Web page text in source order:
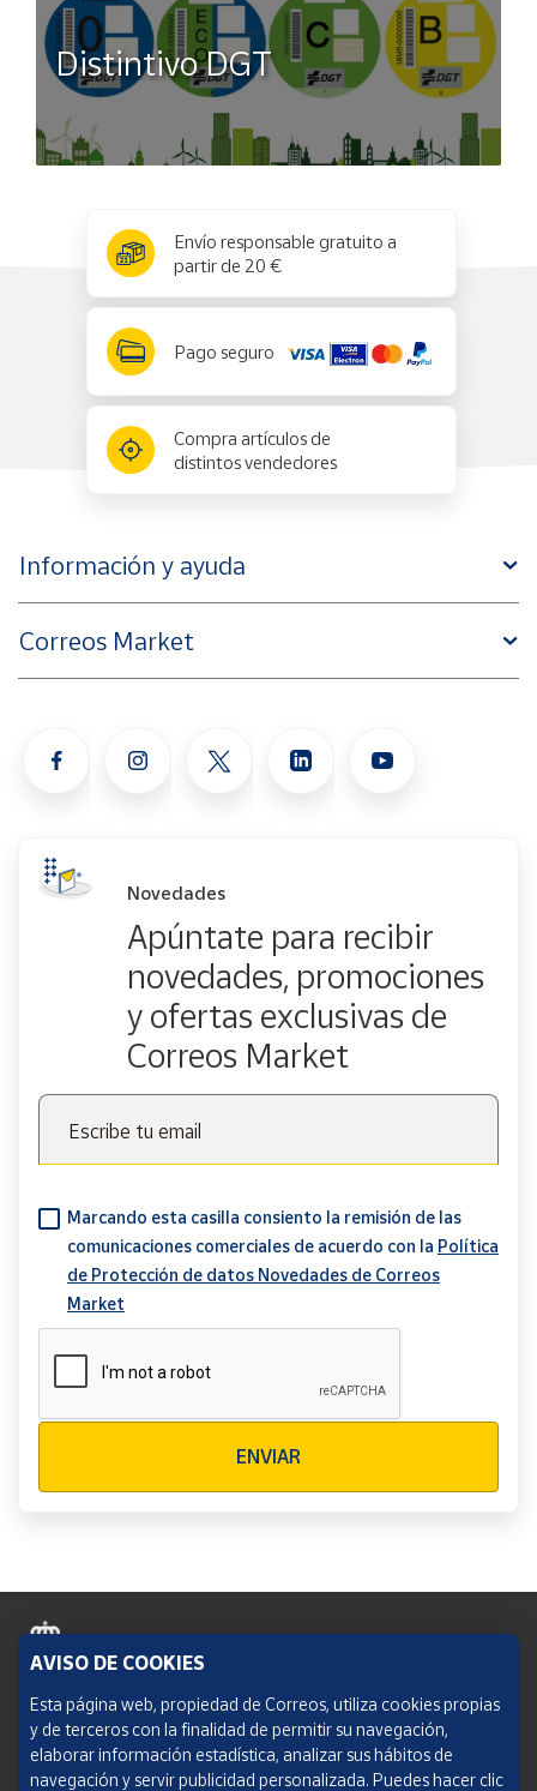
Distintivo DGT
Envío responsable gratuito a
partir de 20 €
Pago seguro
Compra artículos de
distintos vendedores
Información y ayuda
Correos Market
Novedades
Apúntate para recibir
novedades, promociones
y ofertas exclusivas de
Correos Market
Escribe tu email
Marcando esta casilla consiento la remisión de las
comunicaciones comerciales de acuerdo con la Política
de Protección de datos Novedades de Correos
Market
ENVIAR
Política de cookies
Aviso legal
AVISO DE COOKIES
Esta página web, propiedad de Correos, utiliza cookies propias
y de terceros con la finalidad de permitir su navegación,
elaborar información estadística, analizar sus hábitos de
navegación y servir publicidad personalizada. Puedes hacer clic